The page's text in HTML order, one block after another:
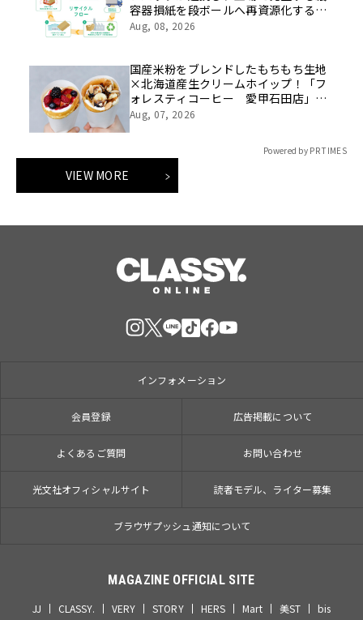
容器損紙を段ボールへ再資源化する実
証を開始
Aug, 08, 2026
国産米粉をブレンドしたもちもち生地
×北海道産生クリームホイップ！「フ
ォレスティコーヒー 愛甲石田店」に
て、８月１７日（月）からクレープ販
Aug, 07, 2026
Powered by PR TIMES
VIEW MORE
インフォメーション
会員登録 広告掲載について
よくあるご質問 お問い合わせ
光文社オフィシャルサイト 読者モデル、ライター募集
ブラウザプッシュ通知について
MAGAZINE OFFICIAL SITE
JJ CLASSY. VERY STORY HERS Mart 美ST
bis